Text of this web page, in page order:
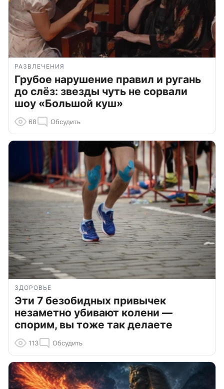
РАЗВЛЕЧЕНИЯ
Грубое нарушение правил и ругань
до слёз: звезды чуть не сорвали
шоу «Большой куш»
68 Обсудить
ЗДОРОВЬЕ
Эти 7 безобидных привычек
незаметно убивают колени —
спорим, вы тоже так делаете
113 Обсудить